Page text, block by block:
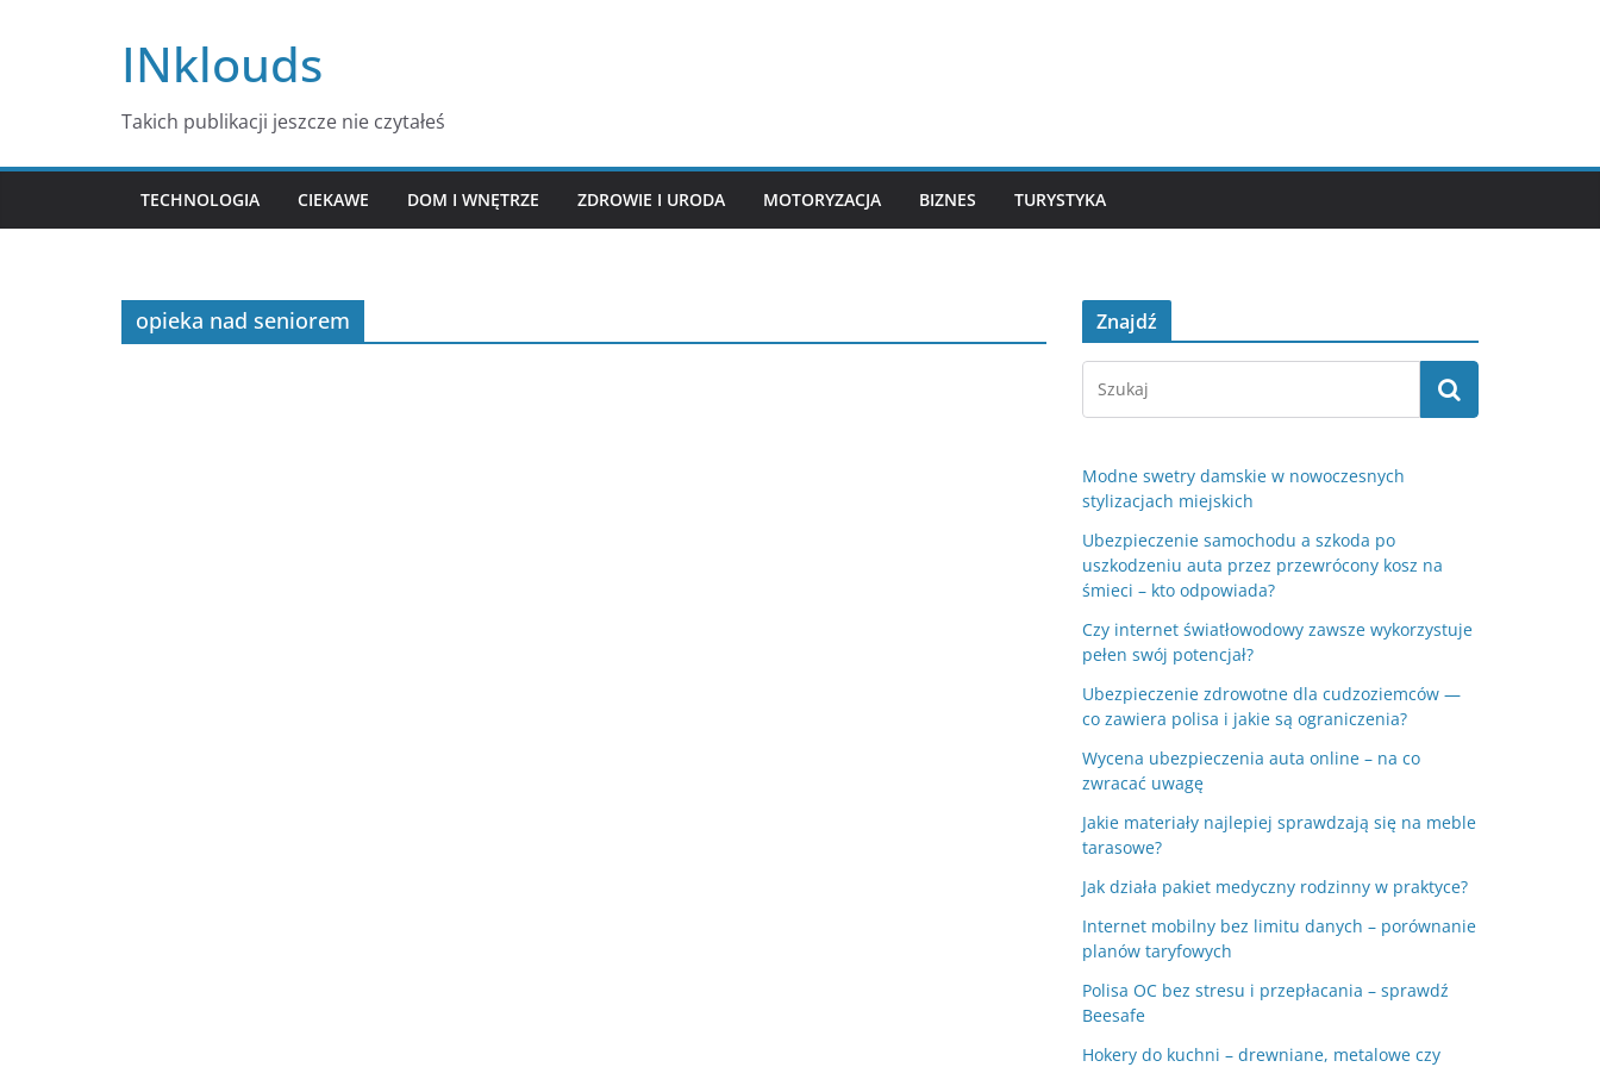
INklouds
Takich publikacji jeszcze nie czytałeś
TECHNOLOGIA CIEKAWE DOM I WNĘTRZE ZDROWIE I URODA MOTORYZACJA BIZNES TURYSTYKA
opieka nad seniorem Znajdź
Modne swetry damskie w nowoczesnych
stylizacjach miejskich
Ubezpieczenie samochodu a szkoda po
uszkodzeniu auta przez przewrócony kosz na
śmieci – kto odpowiada?
Czy internet światłowodowy zawsze wykorzystuje
pełen swój potencjał?
Ubezpieczenie zdrowotne dla cudzoziemców —
co zawiera polisa i jakie są ograniczenia?
Wycena ubezpieczenia auta online – na co
zwracać uwagę
Jakie materiały najlepiej sprawdzają się na meble
tarasowe?
Jak działa pakiet medyczny rodzinny w praktyce?
Internet mobilny bez limitu danych – porównanie
planów taryfowych
Polisa OC bez stresu i przepłacania – sprawdź
Beesafe
Hokery do kuchni – drewniane, metalowe czy